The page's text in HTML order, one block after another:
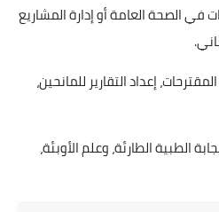
تقل عن 5 سنوات في الصحة العامة أو إدارة المشاريع
إعداد التقارير للمانحين،
الطبية الطارئة، وعلم الأوبئة،